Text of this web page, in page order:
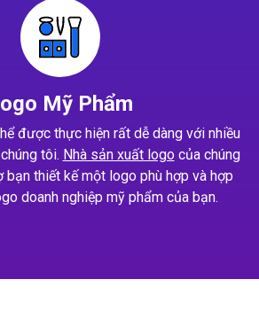
Mỹ Phẩm
được thực hiện rất dễ dàng với nhiều
tôi. Nhà sản xuất logocủa chúng
bạn thiết kế một logo phù hợp và hợp
doanh nghiệp mỹ phẩm của bạn.